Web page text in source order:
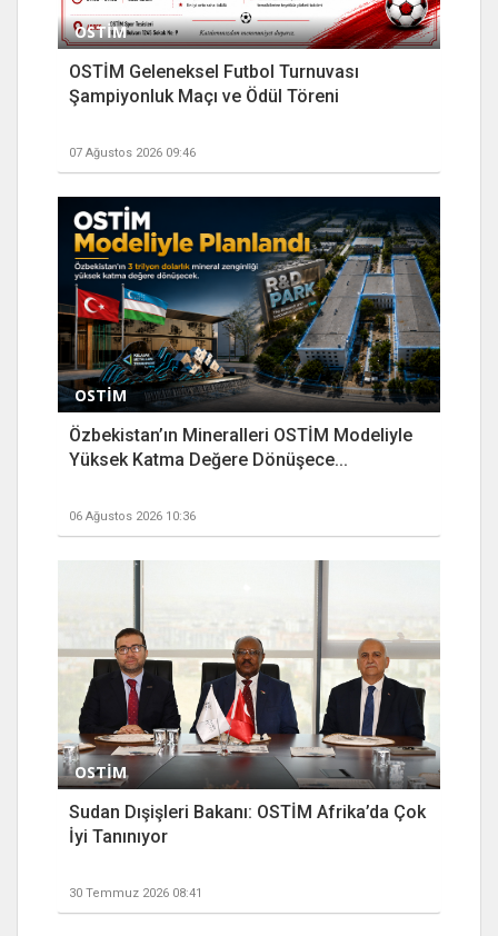
OSTİM
OSTİM Geleneksel Futbol Turnuvası
Şampiyonluk Maçı ve Ödül Töreni
07 Ağustos 2026 09:46
OSTİM
Özbekistan’ın Mineralleri OSTİM Modeliyle
Yüksek Katma Değere Dönüşece...
06 Ağustos 2026 10:36
OSTİM
Sudan Dışişleri Bakanı: OSTİM Afrika’da Çok
İyi Tanınıyor
30 Temmuz 2026 08:41